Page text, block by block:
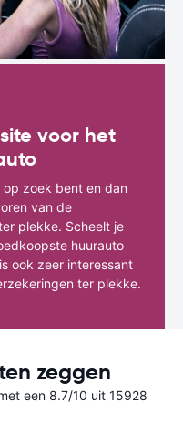
voor het
zoek bent en dan
van de
plekke. Scheelt je
huurauto
ook zeer interessant
ter plekke.
zeggen
een 8.7/10 uit 15928